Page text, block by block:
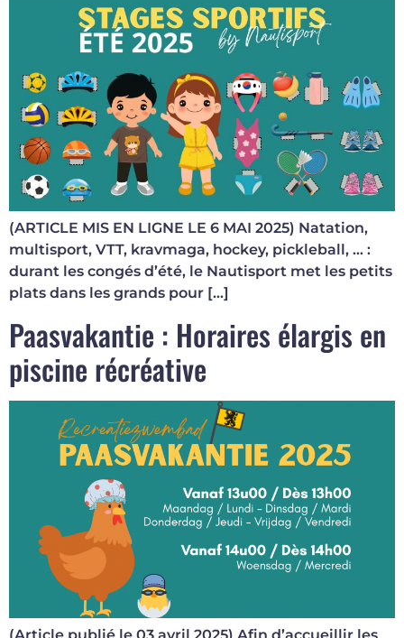
(ARTICLE MIS EN LIGNE LE 6 MAI 2025) Natation,
multisport, VTT, kravmaga, hockey, pickleball, … :
durant les congés d’été, le Nautisport met les petits
plats dans les grands pour […]
Paasvakantie : Horaires élargis en
piscine récréative